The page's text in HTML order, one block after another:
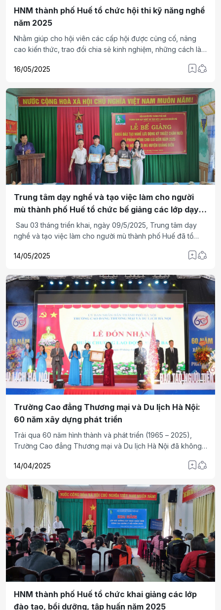
HNM thành phố Huế tổ chức hội thi kỹ năng nghề
năm 2025
Nhằm giúp cho hội viên các cấp hội được củng cố, nâng
cao kiến thức, trao đổi chia sẻ kinh nghiệm, những cách làm
với xu thế phát triển chung của xã hội, ngày 09,10, 12 &
hội thi kỹ năng nghề năm 2025.
16/05/2025
Trung tâm dạy nghề và tạo việc làm cho người
mù thành phố Huế tổ chức bế giảng các lớp dạy
nghề kỹ thuật chăn nuôi và phòng bệnh cho gia
cầm
​ Sau 03 tháng triển khai, ngày 09/5/2025, Trung tâm dạy
nghề và tạo việc làm cho người mù thành phố Huế đã tổ
phòng bệnh cho gia cầm tổ chức tại huyện hội Quảng Điền
14/05/2025
Trường Cao đẳng Thương mại và Du lịch Hà Nội:
60 năm xây dựng phát triển
Trải qua 60 năm hình thành và phát triển (1965 – 2025),
Trường Cao đẳng Thương mại và Du lịch Hà Nội đã không
giáo dục nghề nghiệp uy tín.
14/04/2025
HNM thành phố Huế tổ chức khai giảng các lớp
đào tạo, bồi dưỡng, tập huấn năm 2025